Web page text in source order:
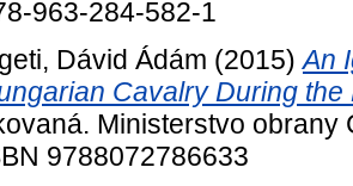
963-284-582-1
Dávid Ádám (2015)An
Cavalry During the
Ministerstvo obrany
9788072786633